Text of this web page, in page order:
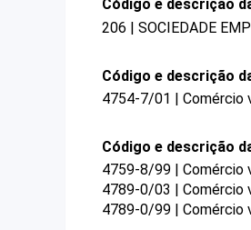
Código e descrição
206 | SOCIEDADE
Código e descrição
4754-7/01 | Comércio
Código e descrição
4759-8/99 | Comércio
4789-0/03 | Comércio
4789-0/99 | Comércio